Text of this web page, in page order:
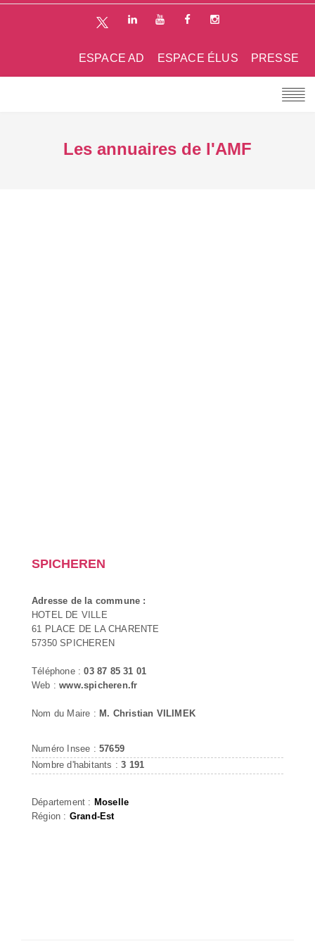
PRESSE
ESPACE ÉLUS
ESPACE AD
Les annuaires de l'AMF
SPICHEREN
Adresse de la commune :
HOTEL DE VILLE
61 PLACE DE LA CHARENTE
57350 SPICHEREN
Téléphone :03 87 85 31 01
Web :www.spicheren.fr
Nom du Maire : M. Christian VILIMEK
Numéro Insee : 57659
Nombre d'habitants :3 191
Département : Moselle
Région : Grand-Est